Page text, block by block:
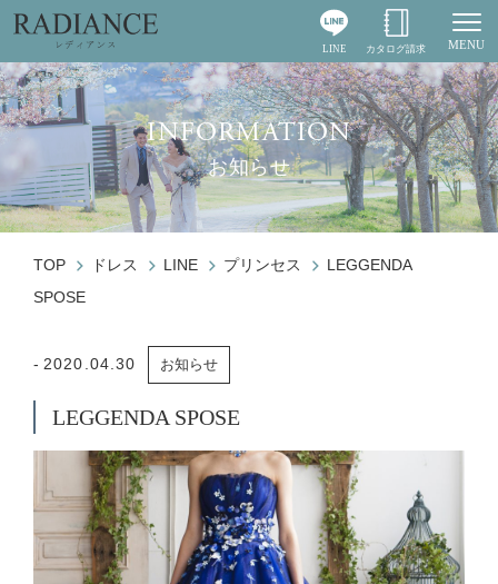
MENU
LINE カタログ請求
INFORMATION
お知らせ
TOP ドレス LINE プリンセス
LEGGENDA
SPOSE
2020.04.30 お知らせ
LEGGENDA SPOSE